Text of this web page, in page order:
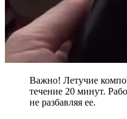
Важно! Летучие
течение 20 минут.
не разбавляя ее.